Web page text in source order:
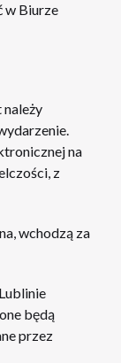
w Biurze
na
z
wchodzą za
będą
przez